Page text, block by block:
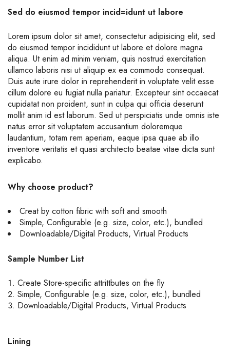
Sed do eiusmod tempor incid=idunt ut labore
Lorem ipsum dolor sit amet, consectetur adipisicing elit, sed
do eiusmod tempor incididunt ut labore et dolore magna
aliqua. Ut enim ad minim veniam, quis nostrud exercitation
ullamco laboris nisi ut aliquip ex ea commodo consequat.
Duis aute irure dolor in reprehenderit in voluptate velit esse
cillum dolore eu fugiat nulla pariatur. Excepteur sint occaecat
cupidatat non proident, sunt in culpa qui officia deserunt
mollit anim id est laborum. Sed ut perspiciatis unde omnis iste
natus error sit voluptatem accusantium doloremque
laudantium, totam rem aperiam, eaque ipsa quae ab illo
inventore veritatis et quasi architecto beatae vitae dicta sunt
explicabo.
Why choose product?
Creat by cotton fibric with soft and smooth
Simple, Configurable (e.g. size, color, etc.), bundled
Downloadable/Digital Products, Virtual Products
Sample Number List
Create Store-specific attrittbutes on the fly
Simple, Configurable (e.g. size, color, etc.), bundled
Downloadable/Digital Products, Virtual Products
Lining